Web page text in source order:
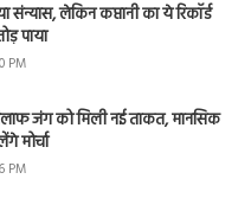
संन्यास, लेकिन कप्तानी का ये रिकॉर्ड
पाया
PM
जंग को मिली नई ताकत, मानसिक
मोर्चा
PM